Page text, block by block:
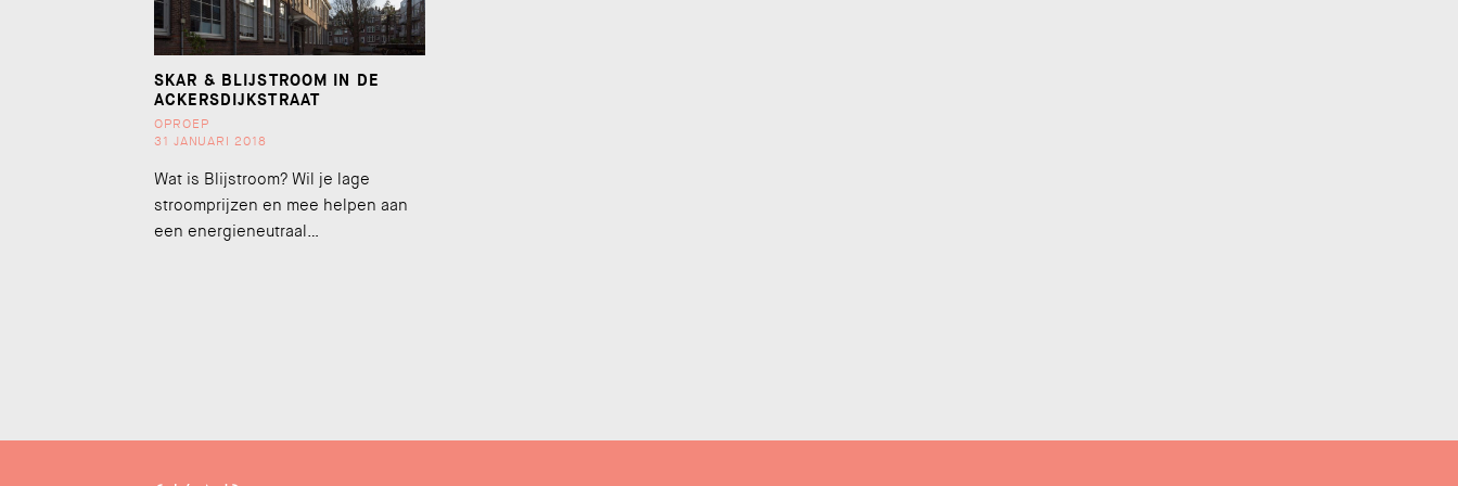
SKAR & BLIJSTROOM IN DE
ACKERSDIJKSTRAAT
OPROEP
31 JANUARI 2018
Wat is Blijstroom? Wil je lage
stroomprijzen en mee helpen aan
een energieneutraal…